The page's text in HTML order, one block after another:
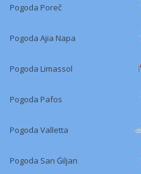
Pogoda Poreč
Pogoda Ajia Napa
Pogoda Limassol
Pogoda Pafos
Pogoda Valletta
Pogoda San Ġiljan